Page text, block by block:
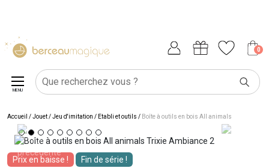
0
MENU
Accueil /Jouet/Jeu d'imitation / Etabli et outils / Boîte à outils en bois All animals
Prix en baisse ! Fin de série !